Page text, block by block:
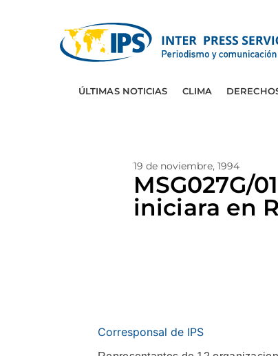
ÚLTIMAS NOTICIAS CLIMA
19 de noviembre, 1994
MSG027G/
iniciara en
Corresponsal de IPS